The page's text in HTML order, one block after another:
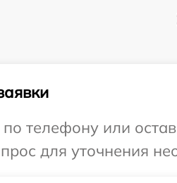
телефону или
для уточнения